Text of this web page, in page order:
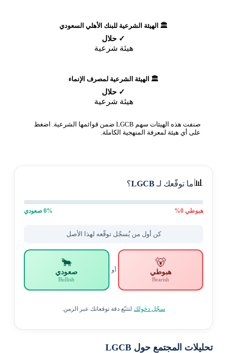
🏛️ الهيئة الشرعية للبنك الأهلي السعودي
✓ حلال
هيئة شرعية
🏛️ الهيئة الشرعية لمصرف الإنماء
✓ حلال
هيئة شرعية
صنفت هذه الهيئات سهم LGCB ضمن قوائمها الشرعية. اضغط
على أي هيئة لمعرفة المنهجية الكاملة.
📊ما توقّعك لـLGCB؟
هبوطي0
%
0% صعودي
كن أول من يُسجّل توقّعه لهذا الأصل
🐻
هبوطي
Bearish
أو
🐂
صعودي
Bullish
سجّل دخولكلتتبّع دقة توقعاتك عبر الزمن.
تحليلات المجتمع حول LGCB